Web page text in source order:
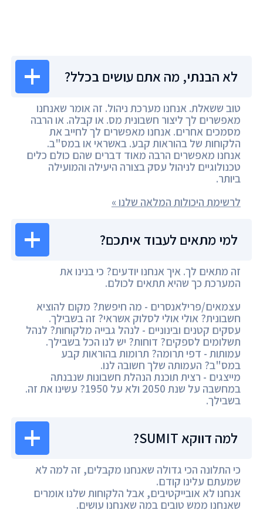
לא הבנתי, מה אתם עושים בכלל?
טוב ששאלת. אנחנו מערכת ניהול. זה אומר שאנחנו
מאפשרים לך ליצור חשבונית מס. או קבלה. או הרבה
מסמכים אחרים. אנחנו מאפשרים לך לחייב את
הלקוחות של בהוראות קבע. באשראי או במס"ב.
אנחנו מאפשרים הרבה מאוד דברים שהם כולם כלים
טכנולוגיים לניהול עסק בצורה היעילה והמועילה
ביותר.
לרשימת היכולות המלאה שלנו »
למי מתאים לעבוד איתכם?
זה מתאים לך. איך אנחנו יודעים? כי בנינו את
המערכת כך שהיא תתאים לכולם.
עצמאים/פרילאנסרים - מה חיפשת? מקום להוציא
חשבונית? אולי אולי לסלוק אשראי? זה בשבילך.
עסקים קטנים ובינוניים - לנהל גבייה מלקוחות? לנהל
תשלומים לספקים? דוחות? יש לנו הכל בשבילך.
עמותות - דפי תרומה? תרומות בהוראות קבע
במס"ב? העמותה שלך חשובה לנו.
מייצגים - רצית תוכנת הנהלת חשבונות שנבנתה
במחשבה על שנת 2050 ולא על 1950? עשינו את זה.
בשבילך.
למה דווקא SUMIT?
כי התלונה הכי גדולה שאנחנו מקבלים, זה למה לא
שמעתם עלינו קודם.
אנחנו לא אובייקטיבים, אבל הלקוחות שלנו אומרים
שאנחנו ממש טובים במה שאנחנו עושים.